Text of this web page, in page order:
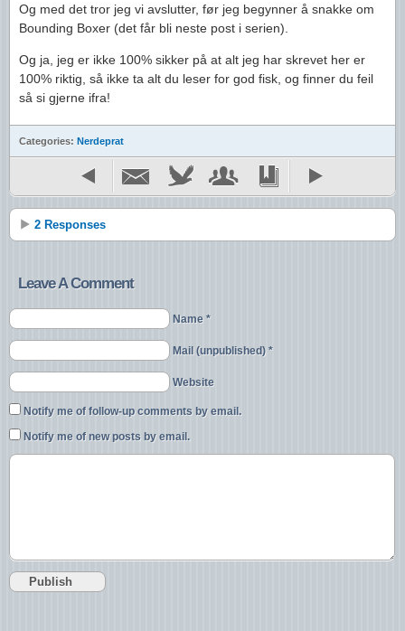
Og med det tror jeg vi avslutter, før jeg begynner å snakke om
Bounding Boxer (det får bli neste post i serien).
Og ja, jeg er ikke 100% sikker på at alt jeg har skrevet her er
100% riktig, så ikke ta alt du leser for god fisk, og finner du feil
så si gjerne ifra!
Categories: Nerdeprat
2 Responses
Leave A Comment
Name *
Mail (unpublished) *
Website
Notify me of follow-up comments by email.
Notify me of new posts by email.